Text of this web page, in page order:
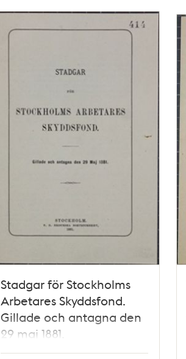
Stadgar för Stockholms
Arbetares Skyddsfond.
Gillade och antagna den
29 maj 1881.